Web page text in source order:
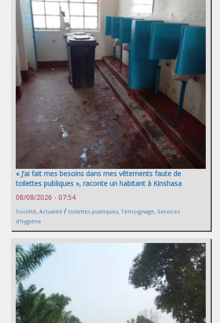
« J’ai fait mes besoins dans mes vêtements faute de
toilettes publiques », raconte un habitant à Kinshasa
08/08/2026 - 07:54
Société, Actualité / toilettes publiques, Témoignage, Services
d'hygiène